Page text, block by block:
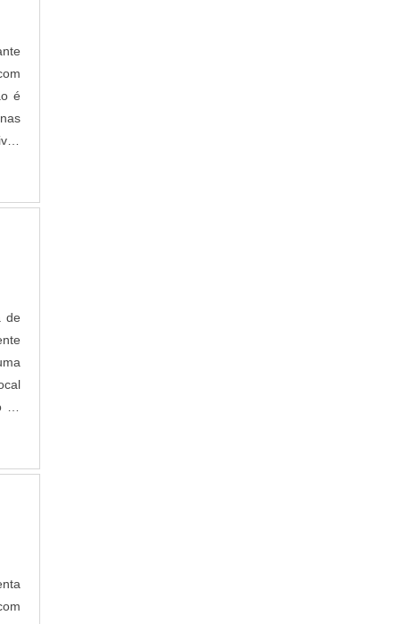
é
de